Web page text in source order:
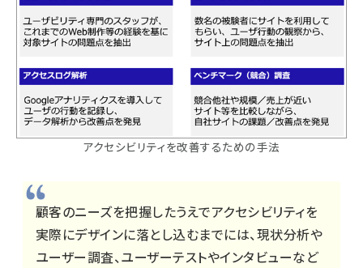
アクセシビリティを改善するための手法
顧客のニーズを把握したうえでアクセシビリティを
実際にデザインに落とし込むまでには、現状分析や
ユーザー調査、ユーザーテストやインタビューなど